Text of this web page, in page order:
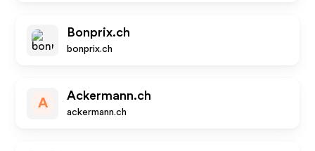
Bonprix.ch
bonprix.ch
A
Ackermann.ch
ackermann.ch